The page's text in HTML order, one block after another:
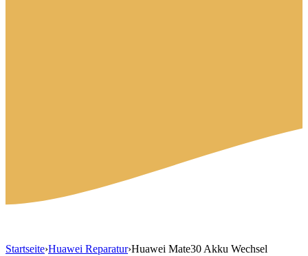
Startseite›Huawei Reparatur›Huawei Mate30 Akku Wechsel